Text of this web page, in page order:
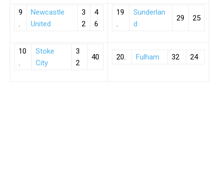
9
.
Newcastle
United
3
2
4
6
19
.
Sunderlan
d
29 25
10
.
Stoke
City
3
2
40 20. Fulham 32 24